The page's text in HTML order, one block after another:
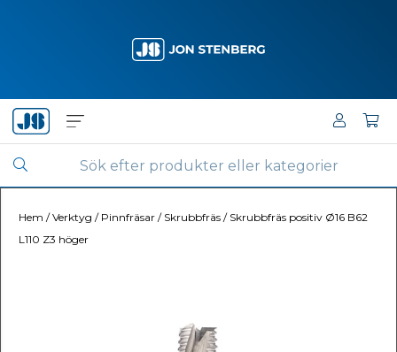
Hem /Verktyg / Pinnfräsar / Skrubbfräs / Skrubbfräs positiv Ø16 B62
L110 Z3 höger